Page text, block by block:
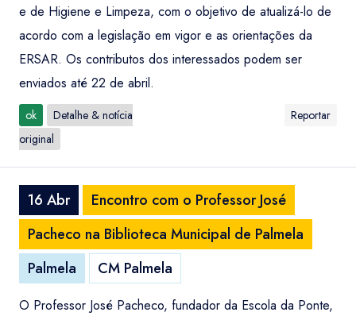
e de Higiene e Limpeza, com o objetivo de atualizá-lo de
acordo com a legislação em vigor e as orientações da
ERSAR. Os contributos dos interessados podem ser
enviados até 22 de abril.
ok
Detalhe & notícia
original
Reportar
16 Abr
Encontro com o Professor José
Pacheco na Biblioteca Municipal de Palmela
Palmela
CM Palmela
O Professor José Pacheco, fundador da Escola da Ponte,